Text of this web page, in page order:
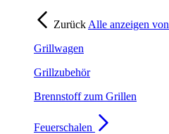
Zurück Alle anzeigen von
Grillwagen
Grillzubehör
Brennstoff zum Grillen
Feuerschalen